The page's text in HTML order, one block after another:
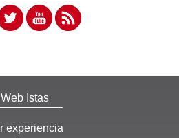
Web Istas
experiencia